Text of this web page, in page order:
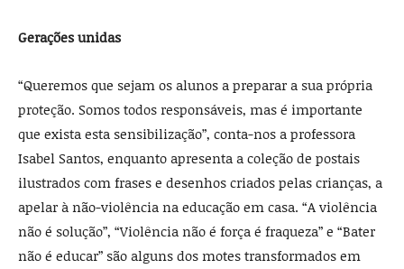
Gerações unidas
“Queremos que sejam os alunos a preparar a sua própria
proteção. Somos todos responsáveis, mas é importante
que exista esta sensibilização”, conta-nos a professora
Isabel Santos, enquanto apresenta a coleção de postais
ilustrados com frases e desenhos criados pelas crianças, a
apelar à não-violência na educação em casa. “A violência
não é solução”, “Violência não é força é fraqueza” e “Bater
não é educar” são alguns dos motes transformados em